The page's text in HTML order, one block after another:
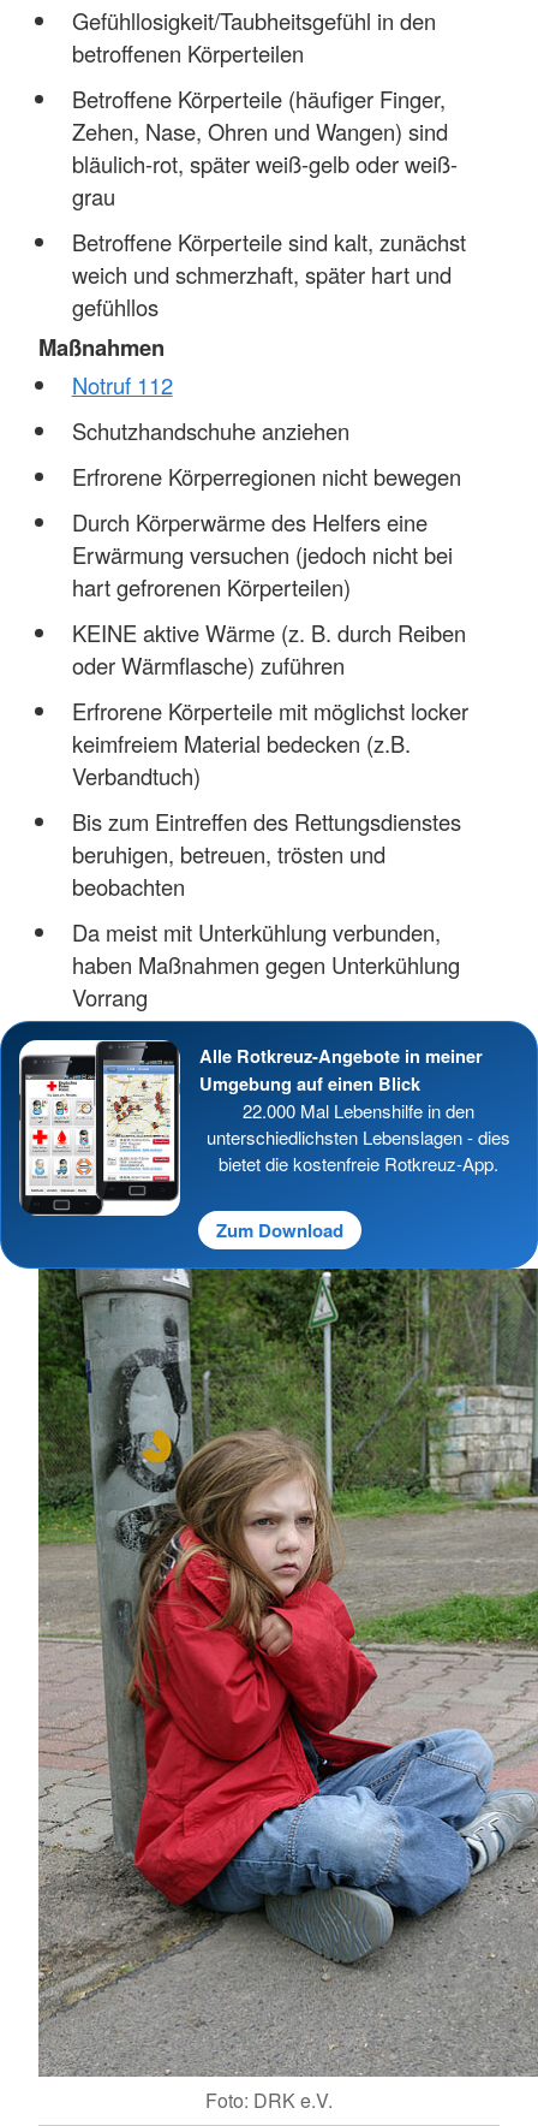
Gefühllosigkeit/Taubheitsgefühl in den
betroffenen Körperteilen
Betroffene Körperteile (häufiger Finger,
Zehen, Nase, Ohren und Wangen) sind
bläulich-rot, später weiß-gelb oder weiß-
grau
Betroffene Körperteile sind kalt, zunächst
weich und schmerzhaft, später hart und
gefühllos
Maßnahmen
Notruf 112
Schutzhandschuhe anziehen
Erfrorene Körperregionen nicht bewegen
Durch Körperwärme des Helfers eine
Erwärmung versuchen (jedoch nicht bei
hart gefrorenen Körperteilen)
KEINE aktive Wärme (z. B. durch Reiben
oder Wärmflasche) zuführen
Erfrorene Körperteile mit möglichst locker
keimfreiem Material bedecken (z.B.
Verbandtuch)
Bis zum Eintreffen des Rettungsdienstes
beruhigen, betreuen, trösten und
beobachten
Da meist mit Unterkühlung verbunden,
haben Maßnahmen gegen Unterkühlung
Vorrang
Alle Rotkreuz-Angebote in meiner
Umgebung auf einen Blick
22.000 Mal Lebenshilfe in den
unterschiedlichsten Lebenslagen - dies
bietet die kostenfreie Rotkreuz-App.
Zum Download
Foto: DRK e.V.